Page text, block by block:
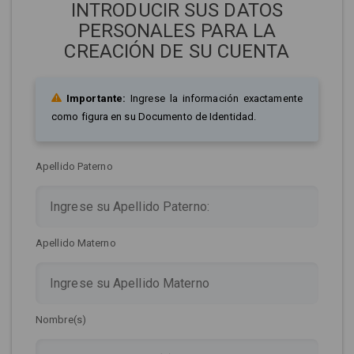
INTRODUCIR SUS DATOS
PERSONALES PARA LA
CREACIÓN DE SU CUENTA
Importante: Ingrese la información exactamente
como figura en su Documento de Identidad.
Apellido Paterno
Apellido Materno
Nombre(s)